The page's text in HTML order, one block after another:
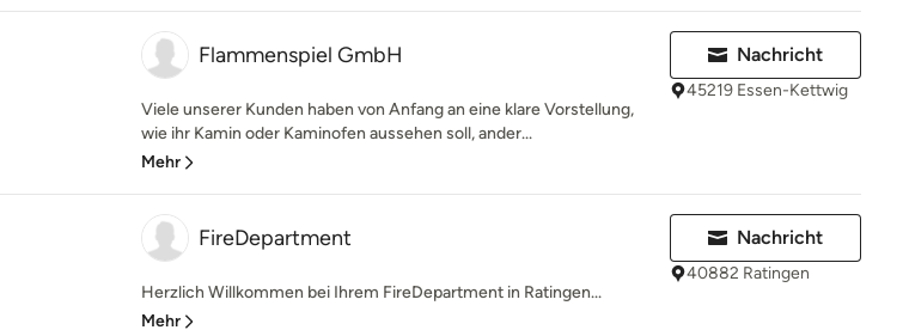
Flammenspiel GmbH
Viele unserer Kunden haben von Anfang an eine klare Vorstellung,
wie ihr Kamin oder Kaminofen aussehen soll, ander...
Mehr
Nachricht
45219 Essen-Kettwig
FireDepartment
Herzlich Willkommen bei Ihrem FireDepartment in Ratingen...
Mehr
Nachricht
40882 Ratingen